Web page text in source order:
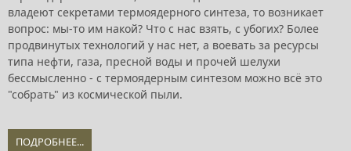
владеют секретами термоядерного синтеза, то возникает
вопрос: мы-то им накой? Что с нас взять, с убогих? Более
продвинутых технологий у нас нет, а воевать за ресурсы
типа нефти, газа, пресной воды и прочей шелухи
бессмысленно - с термоядерным синтезом можно всё это
"собрать" из космической пыли.
ПОДРОБНЕЕ...